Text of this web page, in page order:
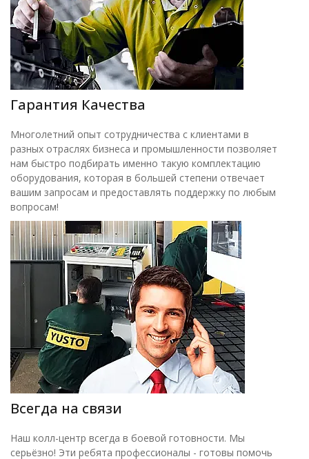
Гарантия Качества
Многолетний опыт сотрудничества с клиентами в
разных отраслях бизнеса и промышленности позволяет
нам быстро подбирать именно такую комплектацию
оборудования, которая в большей степени отвечает
вашим запросам и предоставлять поддержку по любым
вопросам!
Всегда на связи
Наш колл-центр всегда в боевой готовности. Мы
серьёзно! Эти ребята профессионалы - готовы помочь